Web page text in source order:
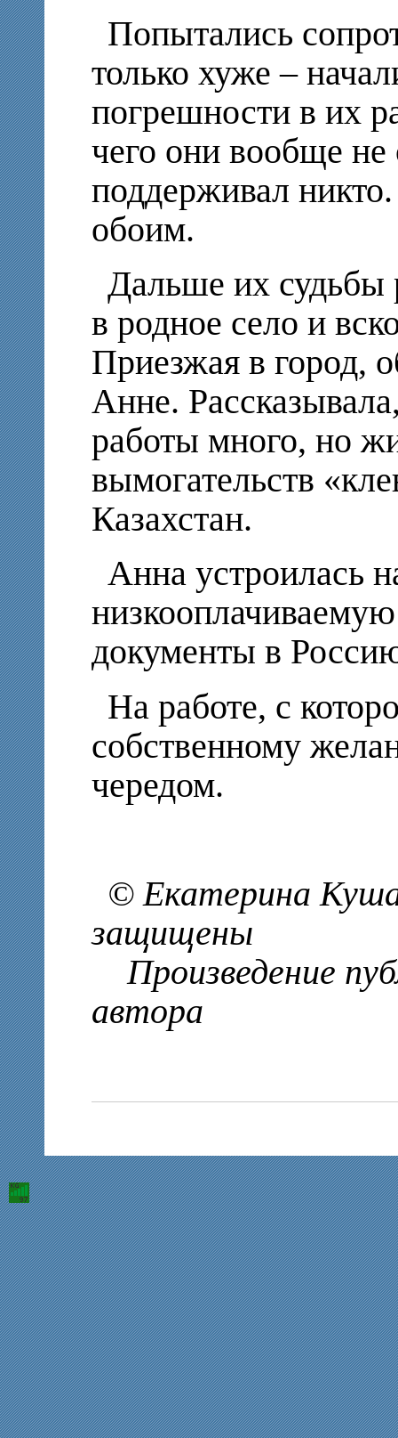
Попытались
только хуже –
погрешности в их
чего они вообще
поддерживал
обоим.
Дальше их судьбы
в родное село и
Приезжая в город,
Анне.
работы много, но
вымогательств
Казахстан.
Анна устроилась
документы в
На работе, с
собственному
чередом.
© Екатерина
защищены
Произведение
автора